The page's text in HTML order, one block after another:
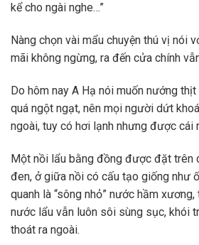
kể cho ngài nghe…”
Nàng chọn vài mẩu chuyện thú vị nói
mãi không ngừng, ra đến cửa chính
Do hôm nay A Hạ nói muốn nướng
quá ngột ngạt, nên mọi người dứt
ngoài, tuy có hơi lạnh nhưng được cái
Một nồi lẩu bằng đồng được đặt trên
đen, ở giữa nồi có cấu tạo giống như
quanh là “sông nhỏ” nước hầm
nước lẩu vẫn luôn sôi sùng sục, khói
thoát ra ngoài.